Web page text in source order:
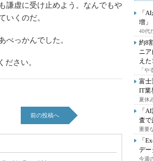
謙虚に受け止めよう。なんでもや
いくのだ。
っかんでした。
ださい。
前の投稿へ
「
増
40代
約8
ニ
え
「
富
IT業
夏休
「
査で
重要
「
デー
今週